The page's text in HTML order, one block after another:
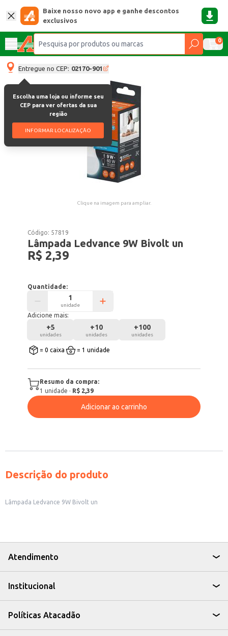
Baixe nosso novo app e ganhe descontos
exclusivos
0
Entregue no CEP: 02170-901
Escolha uma loja ou informe seu
CEP para ver ofertas da sua
região
INFORMAR LOCALIZAÇÃO
Clique na imagem para ampliar.
Código: 57819
Lâmpada Ledvance 9W Bivolt un
R$ 2,39
Quantidade:
unidade
Adicione mais:
+5
unidades
+10
unidades
+100
unidades
= 0 caixa = 1 unidade
Resumo da compra:
1 unidade · R$ 2,39
Adicionar ao carrinho
Descrição do produto
Lâmpada Ledvance 9W Bivolt un
Atendimento
Institucional
Políticas Atacadão